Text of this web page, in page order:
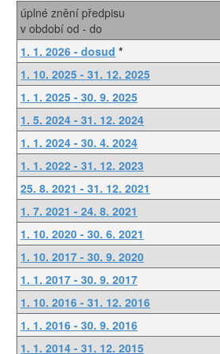
úplné znění předpisu
v období od - do
1. 1. 2026 - dosud *
1. 10. 2025 - 31. 12. 2025
1. 1. 2025 - 30. 9. 2025
1. 5. 2024 - 31. 12. 2024
1. 1. 2024 - 30. 4. 2024
1. 1. 2022 - 31. 12. 2023
25. 8. 2021 - 31. 12. 2021
1. 7. 2021 - 24. 8. 2021
1. 10. 2020 - 30. 6. 2021
1. 10. 2017 - 30. 9. 2020
1. 1. 2017 - 30. 9. 2017
1. 10. 2016 - 31. 12. 2016
1. 1. 2016 - 30. 9. 2016
1. 1. 2014 - 31. 12. 2015